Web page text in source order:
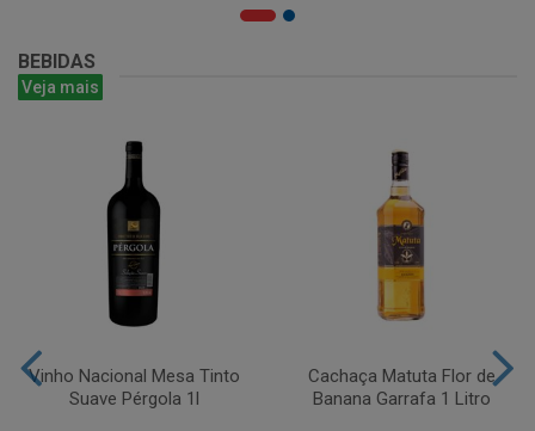
BEBIDAS
Veja mais
Vinho Nacional Mesa Tinto
Suave Pérgola 1l
Cachaça Matuta Flor de
Banana Garrafa 1 Litro